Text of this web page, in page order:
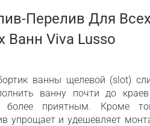
Перелив Для
Ванн Viva Lusso
ванны щелевой (slot)
ванну почти до
более приятным. Кроме
упрощает и удешевляет